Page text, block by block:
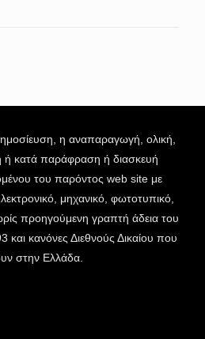
η αναπαραγωγή, ολική,
ή κατά παράφραση ή διασκευή
του παρόντος web site με
μηχανικό, φωτοτυπικό,
προηγούμενη γραπτή άδεια του
κανόνες Διεθνούς Δικαίου που
στην Ελλάδα.